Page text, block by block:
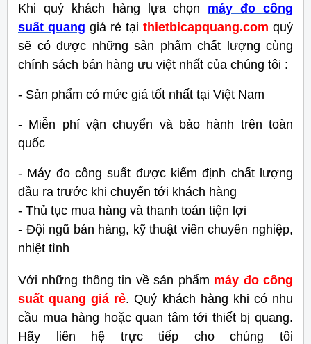
Khi quý khách hàng lựa chọn máy đo công
suất quang giá rẻ tại thietbicapquang.com quý
sẽ có được những sản phẩm chất lượng cùng
chính sách bán hàng ưu việt nhất của chúng tôi :
- Sản phẩm có mức giá tốt nhất tại Việt Nam
- Miễn phí vận chuyển và bảo hành trên toàn
quốc
- Máy đo công suất được kiểm định chất lượng
đầu ra trước khi chuyển tới khách hàng
- Thủ tục mua hàng và thanh toán tiện lợi
- Đội ngũ bán hàng, kỹ thuật viên chuyên nghiệp,
nhiệt tình
Với những thông tin về sản phẩm máy đo công
suất quang giá rẻ. Quý khách hàng khi có nhu
cầu mua hàng hoặc quan tâm tới thiết bị quang.
Hãy liên hệ trực tiếp cho chúng tôi